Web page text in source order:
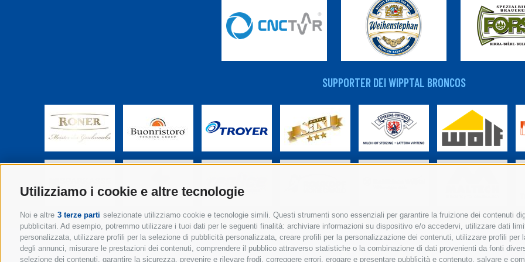
Utilizziamo i cookie e altre tecnologie
Noi e altre 3 terze parti selezionate utilizziamo cookie e tecnologie simili. Questi strumenti sono essenziali per garantire la fruizione dei contenuti
pubblicitari. Ad esempio, potremmo utilizzare i tuoi dati per le seguenti finalità: archiviare informazioni su dispositivo e/o accedervi, utilizzare dati
personalizzata, utilizzare profili per la selezione di pubblicità personalizzata, creare profili per la personalizzazione dei contenuti, utilizzare profili
degli annunci, misurare le prestazioni dei contenuti, comprendere il pubblico attraverso statistiche o la combinazione di dati provenienti da fonti
selezione dei contenuti, garantire la sicurezza, prevenire e rilevare frodi, correggere errori, erogare e presentare pubblicità e contenuto, salvare e
SUPPORTER DEI WIPPTAL BRONCOS